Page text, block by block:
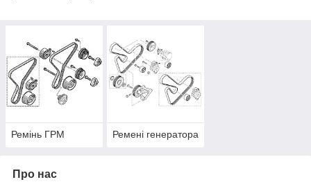
Ремінь ГРМ Ремені генератора
Про нас